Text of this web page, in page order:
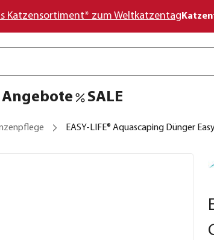
Katzensortiment* zum Weltkatzentag
Angebote SALE
EASY-LIFE® Aquascaping Dünger